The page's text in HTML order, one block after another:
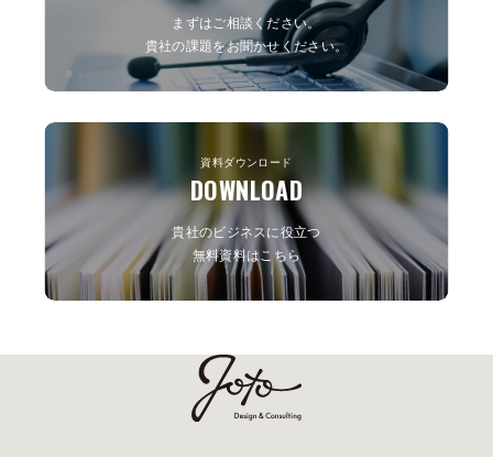
資料ダウンロード
DOWNLOAD
貴社のビジネスに役立つ
無料資料はこちら
まずはご相談ください。
貴社の課題をお聞かせください。